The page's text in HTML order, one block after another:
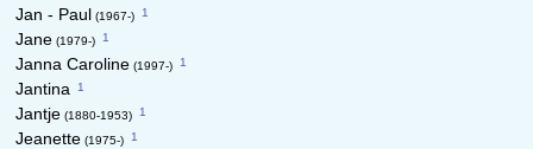
Jan - Paul (1967-) 1
Jane (1979-) 1
Janna Caroline (1997-) 1
Jantina 1
Jantje (1880-1953) 1
Jeanette (1975-) 1